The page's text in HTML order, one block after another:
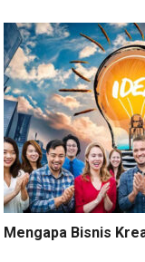
Mengapa Bisnis